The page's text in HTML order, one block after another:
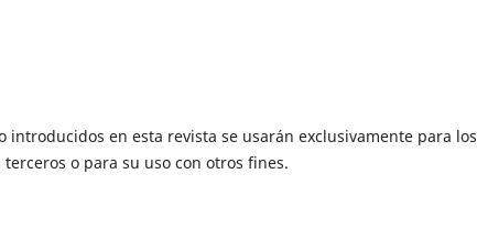
introducidos en esta revista se usarán exclusivamente para los
o para su uso con otros fines.